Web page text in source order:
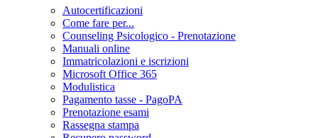
Autocertificazioni
Come fare per...
Counseling Psicologico - Prenotazione
Manuali online
Immatricolazioni e iscrizioni
Microsoft Office 365
Modulistica
Pagamento tasse - PagoPA
Prenotazione esami
Rassegna stampa